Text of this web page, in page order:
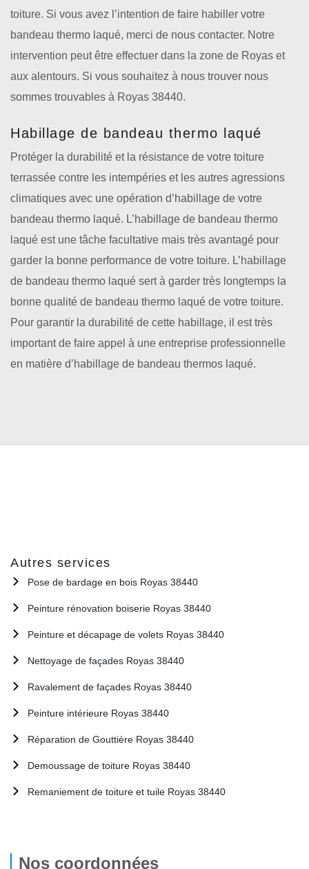
toiture. Si vous avez l’intention de faire habiller votre
bandeau thermo laqué, merci de nous contacter. Notre
intervention peut être effectuer dans la zone de Royas et
aux alentours. Si vous souhaitez à nous trouver nous
sommes trouvables à Royas 38440.
Habillage de bandeau thermo laqué
Protéger la durabilité et la résistance de votre toiture
terrassée contre les intempéries et les autres agressions
climatiques avec une opération d’habillage de votre
bandeau thermo laqué. L’habillage de bandeau thermo
laqué est une tâche facultative mais très avantagé pour
garder la bonne performance de votre toiture. L’habillage
de bandeau thermo laqué sert à garder très longtemps la
bonne qualité de bandeau thermo laqué de votre toiture.
Pour garantir la durabilité de cette habillage, il est très
important de faire appel à une entreprise professionnelle
en matière d’habillage de bandeau thermos laqué.
Autres services
Pose de bardage en bois Royas 38440
Peinture rénovation boiserie Royas 38440
Peinture et décapage de volets Royas 38440
Nettoyage de façades Royas 38440
Ravalement de façades Royas 38440
Peinture intérieure Royas 38440
Réparation de Gouttière Royas 38440
Demoussage de toiture Royas 38440
Remaniement de toiture et tuile Royas 38440
Nos coordonnées